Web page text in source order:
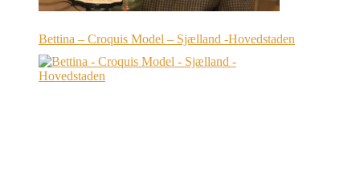
Bettina – Croquis Model – Sjælland -Hovedstaden